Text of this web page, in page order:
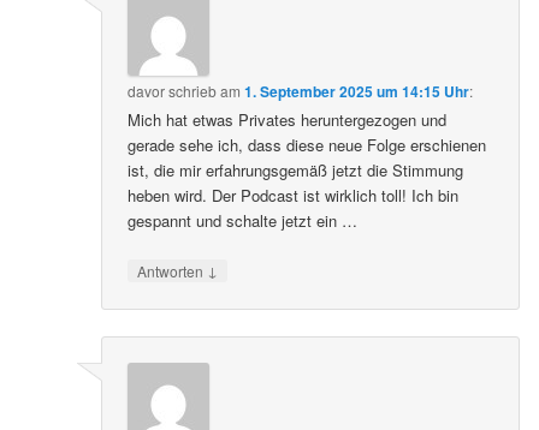
davorschriebam1. September 2025 um 14:15 Uhr:
Mich hat etwas Privates heruntergezogen und
gerade sehe ich, dass diese neue Folge erschienen
ist, die mir erfahrungsgemäß jetzt die Stimmung
heben wird. Der Podcast ist wirklich toll! Ich bin
gespannt und schalte jetzt ein …
Antworten ↓